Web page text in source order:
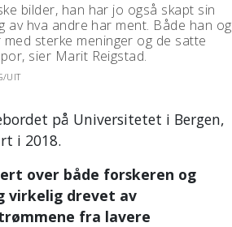
bilder, han har jo også skapt sin
av hva andre har ment. Både han og
sterke meninger og de satte
sier Marit Reigstad.
UIT
på Universitetet i Bergen,
i 2018.
over både forskeren og
virkelig drevet av
fra lavere